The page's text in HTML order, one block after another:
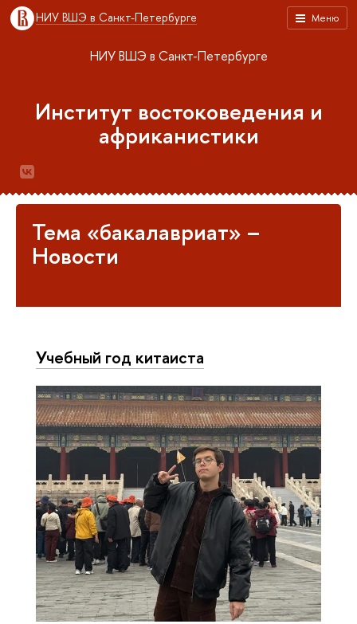
Меню
НИУ ВШЭ в Санкт-Петербурге
НИУ ВШЭ в Санкт-Петербурге
Институт востоковедения и
африканистики
Тема «бакалавриат» –
Новости
Учебный год китаиста